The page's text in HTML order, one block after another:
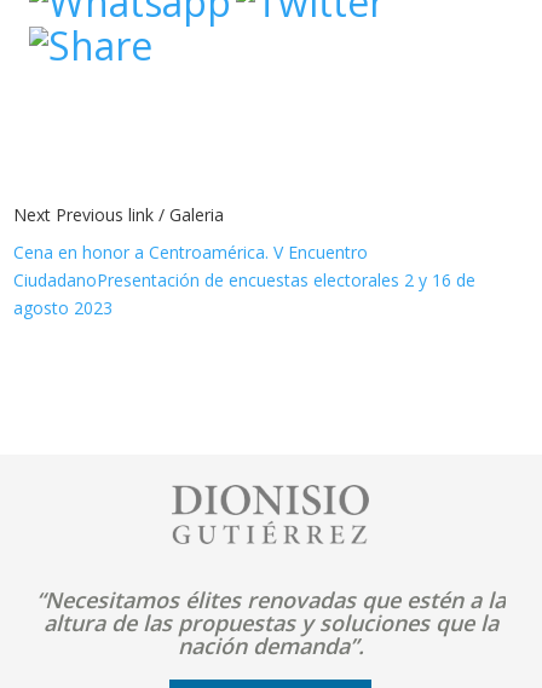
Next Previous link / Galeria
Cena en honor a Centroamérica. V Encuentro
CiudadanoPresentación de encuestas electorales 2 y 16 de
agosto 2023
“Necesitamos élites renovadas que estén a la
altura de las propuestas y soluciones que la
nación demanda”.